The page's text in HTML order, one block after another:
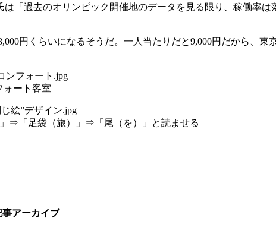
「過去のオリンピック開催地のデータを見る限り、稼働率は
円くらいになるそうだ。一人当たりだと9,000円だから、東
ォート客室
⇒「足袋（旅）」⇒「尾（を）」と読ませる
事アーカイブ